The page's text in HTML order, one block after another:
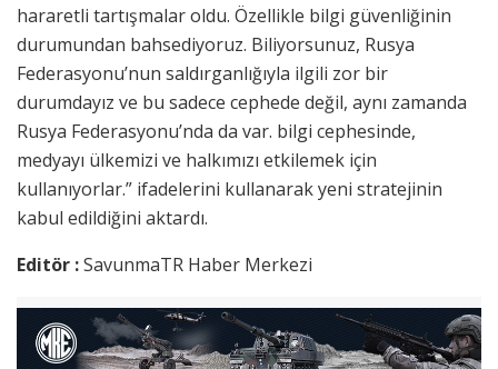
hararetli tartışmalar oldu. Özellikle bilgi güvenliğinin
durumundan bahsediyoruz. Biliyorsunuz, Rusya
Federasyonu’nun saldırganlığıyla ilgili zor bir
durumdayız ve bu sadece cephede değil, aynı zamanda
Rusya Federasyonu’nda da var. bilgi cephesinde,
medyayı ülkemizi ve halkımızı etkilemek için
kullanıyorlar.” ifadelerini kullanarak yeni stratejinin
kabul edildiğini aktardı.
Editör :SavunmaTR Haber Merkezi